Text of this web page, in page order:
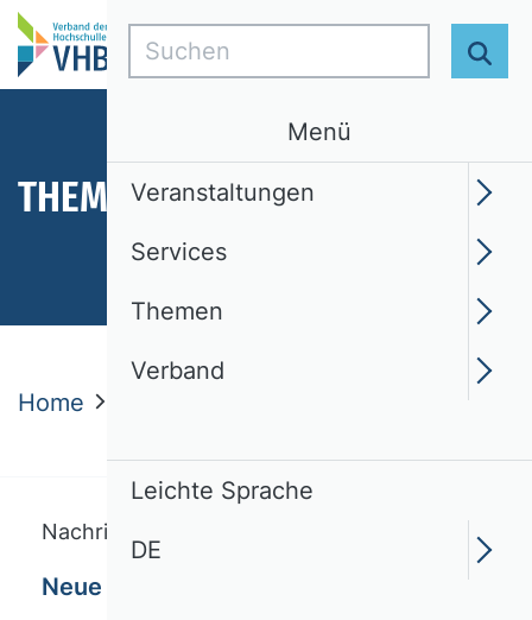
THEMEN
Home Nachrichten
Nachricht
Neue Arbeitsgruppe Open Science
Suchen
Menü
Veranstaltungen
Services
Themen
Verband
Leichte Sprache
DE